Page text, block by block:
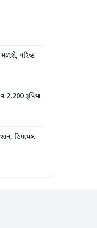
મળશે, વરિષ્ઠ
2,200 રૂપિયા
હિમાચલ